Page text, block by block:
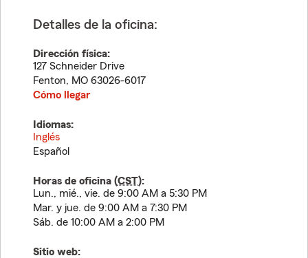
Detalles de la oficina:
Dirección física:
127 Schneider Drive
Fenton, MO 63026-6017
Cómo llegar
Idiomas:
Inglés
Español
Horas de oficina (CST):
Lun., mié., vie. de 9:00 AM a 5:30 PM
Mar. y jue. de 9:00 AM a 7:30 PM
Sáb. de 10:00 AM a 2:00 PM
Sitio web: